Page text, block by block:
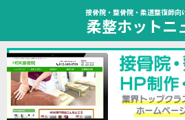
接骨院・整骨院・柔道整復師向
柔整ホットニ
HOME